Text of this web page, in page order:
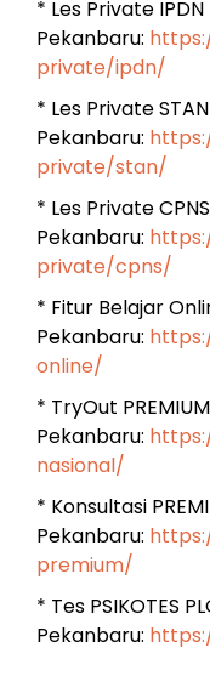
* Les Private
Pekanbaru:
private/ipdn/
* Les Private
Pekanbaru:
private/stan/
* Les Private
Pekanbaru:
private/cpns/
* Fitur Belajar
Pekanbaru:
online/
* TryOut
Pekanbaru:
nasional/
* Konsultasi
Pekanbaru:
premium/
* Tes PSIKOTES
Pekanbaru: